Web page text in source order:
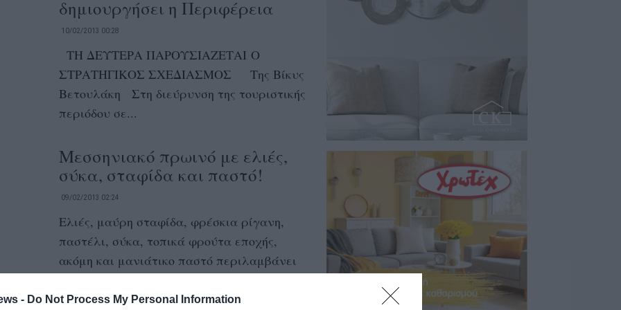
- Do Not Process My Personal Information
δημιουργήσει η Περιφέρεια
10/02/2013 00:28
ΤΗ ΔΕΥΤΕΡΑ ΠΑΡΟΥΣΙΑΖΕΤΑΙ Ο
ΣΤΡΑΤΗΓΙΚΟΣ ΣΧΕΔΙΑΣΜΟΣ Της Βίκυς
Βετουλάκη Στη διεύρυνση της τουριστικής
περιόδου σε...
Μεσσηνιακό πρωινό με ελιές,
σύκα, σταφίδα και παστό!
09/02/2013 02:24
Ελιές, μαύρη σταφίδα, φρέσκια ρίγανη,
παστέλι, σύκα, τοπικά φρούτα εποχής,
ακόμη και μανιάτικο παστό περιλαμβάνει